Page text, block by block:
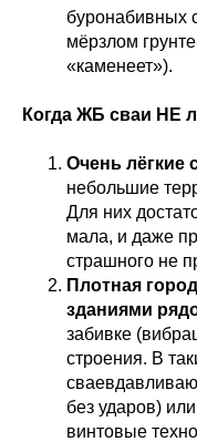
буронабивных
мёрзлом
«каменеет»).
Когда ЖБ сваи НЕ
Очень лёгкие
небольшие
Для них
мала, и даже
страшного не
Плотная
зданиями
забивке
строения. В
без ударов)
винтовые